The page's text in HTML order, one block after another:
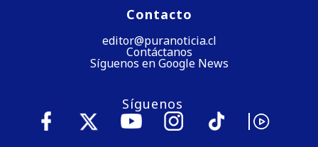
Contacto
editor@puranoticia.cl
Contáctanos
Síguenos en Google News
Síguenos